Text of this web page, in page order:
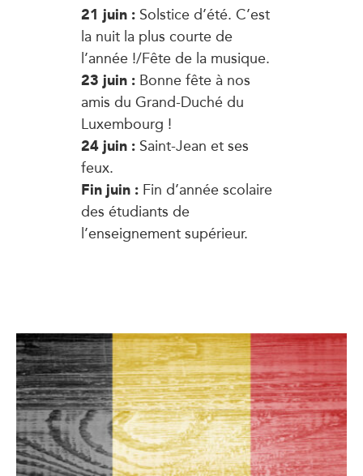
21 juin : Solstice d’été. C’est
la nuit la plus courte de
l’année !/Fête de la musique.
23 juin : Bonne fête à nos
amis du Grand-Duché du
Luxembourg !
24 juin : Saint-Jean et ses
feux.
Fin juin : Fin d’année scolaire
des étudiants de
l’enseignement supérieur.